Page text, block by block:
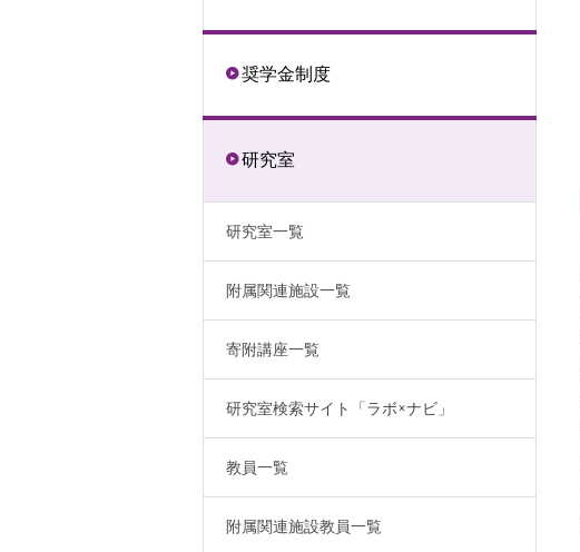
奨学金制度
研究室
研究室一覧
附属関連施設一覧
寄附講座一覧
研究室検索サイト「ラボ×ナビ」
教員一覧
附属関連施設教員一覧